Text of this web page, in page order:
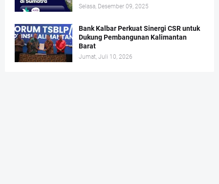
Selasa, Desember 09, 2025
Bank Kalbar Perkuat Sinergi CSR untuk
Dukung Pembangunan Kalimantan
Barat
Jumat, Juli 10, 2026